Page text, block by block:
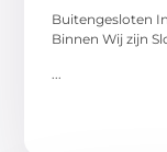
Buitengesloten
Binnen Wij zijn
...